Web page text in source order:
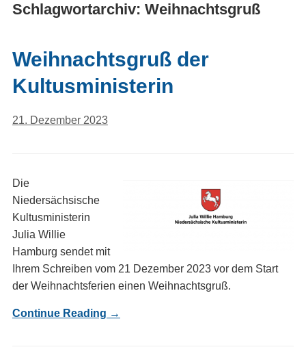
Schlagwortarchiv: Weihnachtsgruß
Weihnachtsgruß der
Kultusministerin
21. Dezember 2023
Die
Niedersächsische
Kultusministerin
Julia Willie
Hamburg sendet mit
Ihrem Schreiben vom 21 Dezember 2023 vor dem Start
der Weihnachtsferien einen Weihnachtsgruß.
Continue Reading →